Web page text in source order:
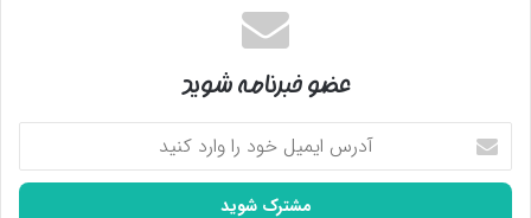
عضو خبرنامه شوید
آدرس
ایمیل
خود